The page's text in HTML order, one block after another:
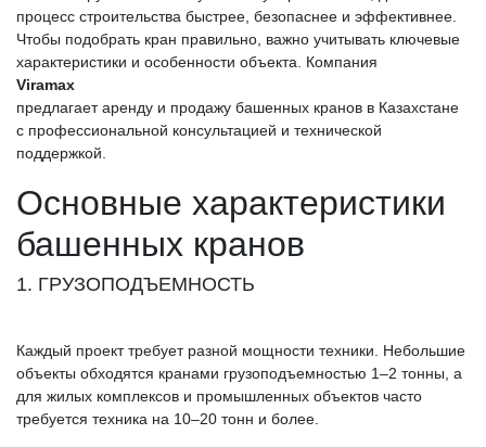
процесс строительства быстрее, безопаснее и эффективнее.
Чтобы подобрать кран правильно, важно учитывать ключевые
характеристики и особенности объекта. Компания
Viramax
предлагает аренду и продажу башенных кранов в Казахстане
с профессиональной консультацией и технической
поддержкой.
Основные характеристики
башенных кранов
1. ГРУЗОПОДЪЕМНОСТЬ
Каждый проект требует разной мощности техники. Небольшие
объекты обходятся кранами грузоподъемностью 1–2 тонны, а
для жилых комплексов и промышленных объектов часто
требуется техника на 10–20 тонн и более.